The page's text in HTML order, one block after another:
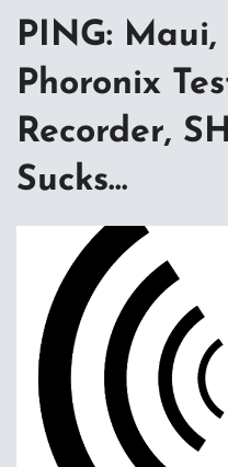
PING: Maui,
Phoronix
Recorder,
Sucks…